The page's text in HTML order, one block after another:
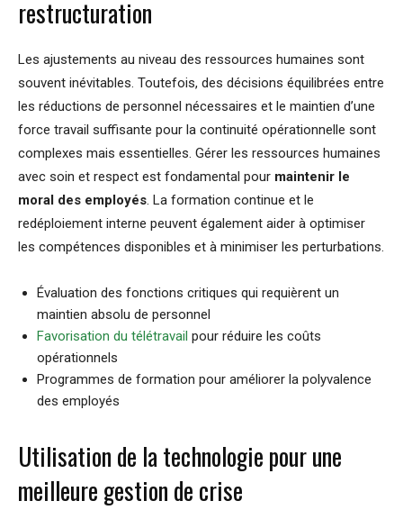
restructuration
Les ajustements au niveau des ressources humaines sont
souvent inévitables. Toutefois, des décisions équilibrées entre
les réductions de personnel nécessaires et le maintien d’une
force travail suffisante pour la continuité opérationnelle sont
complexes mais essentielles. Gérer les ressources humaines
avec soin et respect est fondamental pour maintenir le
moral des employés. La formation continue et le
redéploiement interne peuvent également aider à optimiser
les compétences disponibles et à minimiser les perturbations.
Évaluation des fonctions critiques qui requièrent un
maintien absolu de personnel
Favorisation du télétravail pour réduire les coûts
opérationnels
Programmes de formation pour améliorer la polyvalence
des employés
Utilisation de la technologie pour une
meilleure gestion de crise